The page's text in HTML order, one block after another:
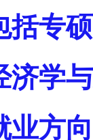
括专
济学
业方